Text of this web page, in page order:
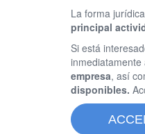
La forma
principal
Si está
empresa, así
disponibles.